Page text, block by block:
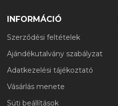
INFORMÁCIÓ
Szerződési feltételek
Ajándékutalvány szabályzat
Adatkezelési tájékoztató
Vásárlás menete
Süti beállítások